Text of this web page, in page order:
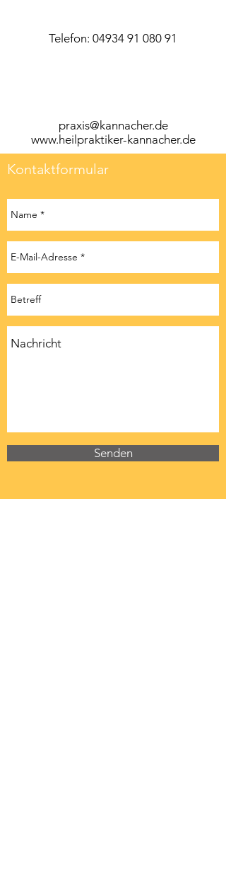
Telefon: 04934 91 080 91
praxis@kannacher.de
www.heilpraktiker-kannacher.de
Kontaktformular
Senden